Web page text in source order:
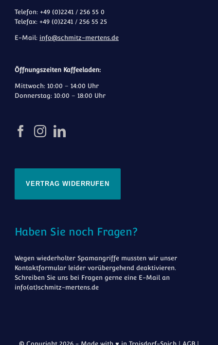
Telefon: +49 (0)2241 / 256 55 0
Telefax: +49 (0)2241 / 256 55 25
E-Mail: info@schmitz-mertens.de
Öffnungszeiten Kaffeeladen:
Mittwoch: 10:00 – 14:00 Uhr
Donnerstag: 10:00 – 18:00 Uhr
VERTRAG WIDERRUFEN
Haben Sie noch Fragen?
Wegen wiederholter Spamangriffe mussten wir unser
Kontaktformular leider vorübergehend deaktivieren.
Schreiben Sie uns bei Fragen gerne eine E-Mail an
info(at)schmitz-mertens.de